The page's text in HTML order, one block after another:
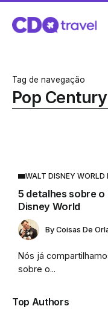
Tag de navegação
Pop Century
Top Authors
WALT DISNEY WORLD
5 detalhes sobre o
Disney World
By Coisas De
Nós já
sobre o...